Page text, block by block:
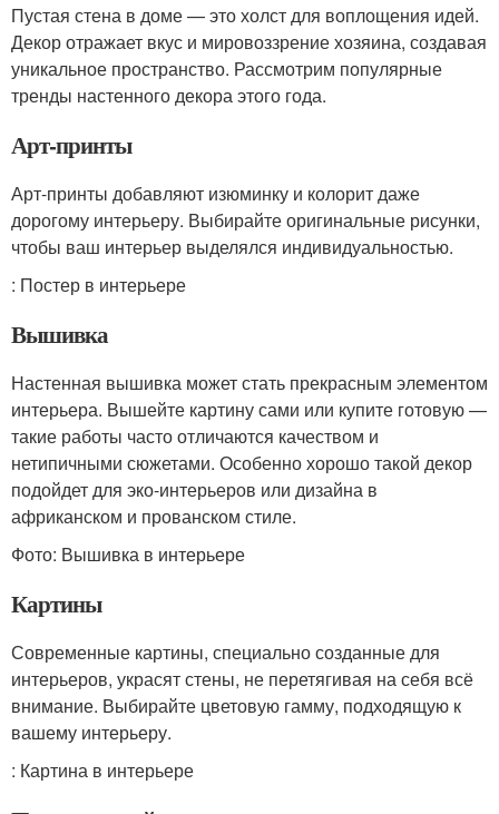
Пустая стена в доме — это холст для воплощения идей.
Декор отражает вкус и мировоззрение хозяина, создавая
уникальное пространство. Рассмотрим популярные
тренды настенного декора этого года.
Арт-принты
Арт-принты добавляют изюминку и колорит даже
дорогому интерьеру. Выбирайте оригинальные рисунки,
чтобы ваш интерьер выделялся индивидуальностью.
: Постер в интерьере
Вышивка
Настенная вышивка может стать прекрасным элементом
интерьера. Вышейте картину сами или купите готовую —
такие работы часто отличаются качеством и
нетипичными сюжетами. Особенно хорошо такой декор
подойдет для эко-интерьеров или дизайна в
африканском и прованском стиле.
Фото: Вышивка в интерьере
Картины
Современные картины, специально созданные для
интерьеров, украсят стены, не перетягивая на себя всё
внимание. Выбирайте цветовую гамму, подходящую к
вашему интерьеру.
: Картина в интерьере